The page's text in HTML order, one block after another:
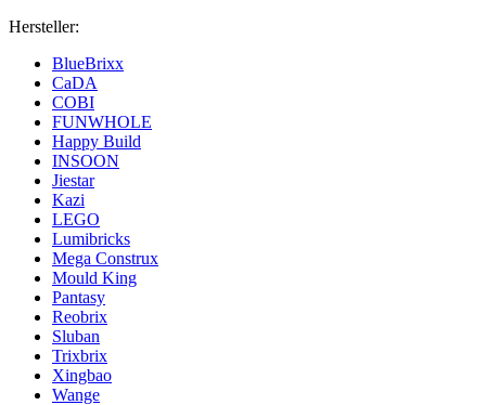
Hersteller:
BlueBrixx
CaDA
COBI
FUNWHOLE
Happy Build
INSOON
Jiestar
Kazi
LEGO
Lumibricks
Mega Construx
Mould King
Pantasy
Reobrix
Sluban
Trixbrix
Xingbao
Wange